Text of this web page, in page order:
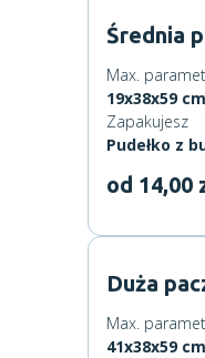
Średnia
Max.
19x38x59
Zapakujesz
Pudełko z
od 14,00
Duża
Max.
41x38x59